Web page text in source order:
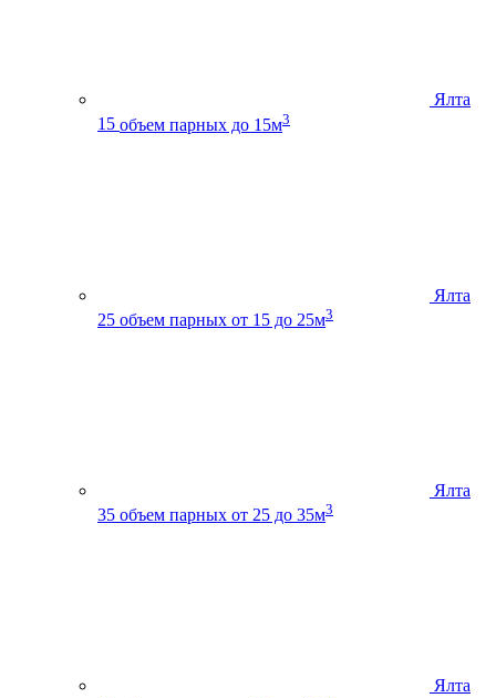
Ялта
15 объем парных до 15м3
Ялта
25 объем парных от 15 до 25м3
Ялта
35 объем парных от 25 до 35м3
Ялта